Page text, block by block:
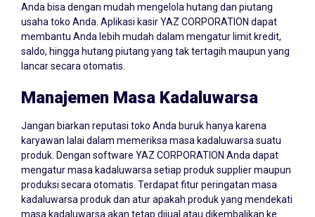
Anda bisa dengan mudah mengelola hutang dan piutang
usaha toko Anda. Aplikasi kasir YAZ CORPORATION dapat
membantu Anda lebih mudah dalam mengatur limit kredit,
saldo, hingga hutang piutang yang tak tertagih maupun yang
lancar secara otomatis.
Manajemen Masa Kadaluwarsa
Jangan biarkan reputasi toko Anda buruk hanya karena
karyawan lalai dalam memeriksa masa kadaluwarsa suatu
produk. Dengan software YAZ CORPORATION Anda dapat
mengatur masa kadaluwarsa setiap produk supplier maupun
produksi secara otomatis. Terdapat fitur peringatan masa
kadaluwarsa produk dan atur apakah produk yang mendekati
masa kadaluwarsa akan tetap dijual atau dikembalikan ke